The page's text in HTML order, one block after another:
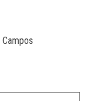
Campos